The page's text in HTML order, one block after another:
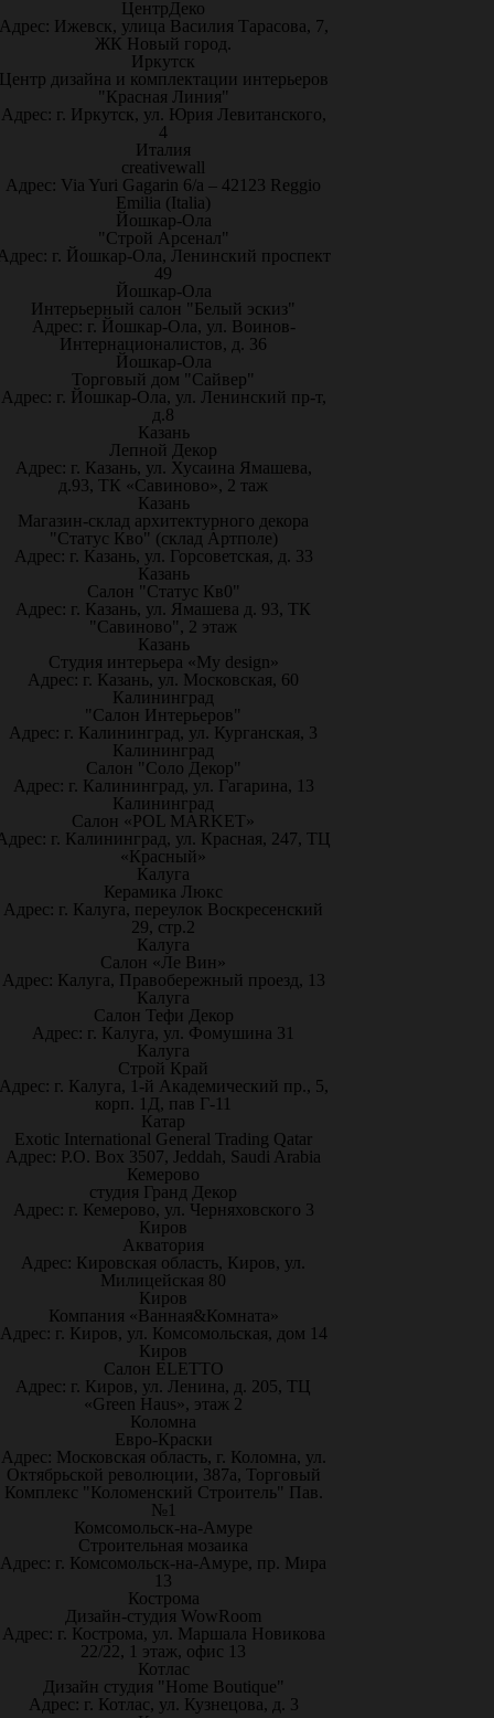
ЦентрДеко
Ижевск, улица Василия Тарасова, 7,
ЖК Новый город.
Иркутск
дизайна и комплектации интерьеров
"Красная Линия"
Адрес: г. Иркутск, ул. Юрия Левитанского,
4
Италия
creativewall
Адрес: Via Yuri Gagarin 6/a – 42123 Reggio
Emilia (Italia)
Йошкар-Ола
"Строй Арсенал"
г. Йошкар-Ола, Ленинский проспект
49
Йошкар-Ола
Интерьерный салон "Белый эскиз"
Адрес: г. Йошкар-Ола, ул. Воинов-
Интернационалистов, д. 36
Йошкар-Ола
Торговый дом "Сайвер"
Адрес: г. Йошкар-Ола, ул. Ленинский пр-т,
д.8
Казань
Лепной Декор
Адрес: г. Казань, ул. Хусаина Ямашева,
д.93, ТК «Савиново», 2 таж
Казань
Магазин-склад архитектурного декора
"Статус Кво" (склад Артполе)
Адрес: г. Казань, ул. Горсоветская, д. 33
Казань
Салон "Статус Кв0"
Адрес: г. Казань, ул. Ямашева д. 93, ТК
"Савиново", 2 этаж
Казань
Студия интерьера «My design»
Адрес: г. Казань, ул. Московская, 60
Калининград
"Салон Интерьеров"
Адрес: г. Калининград, ул. Курганская, 3
Калининград
Салон "Соло Декор"
Адрес: г. Калининград, ул. Гагарина, 13
Калининград
Салон «POL MARKET»
г. Калининград, ул. Красная, 247, ТЦ
«Красный»
Калуга
Керамика Люкс
Адрес: г. Калуга, переулок Воскресенский
29, стр.2
Калуга
Салон «Ле Вин»
Адрес: Калуга, Правобережный проезд, 13
Калуга
Салон Тефи Декор
Адрес: г. Калуга, ул. Фомушина 31
Калуга
Строй Край
г. Калуга, 1-й Академический пр., 5,
корп. 1Д, пав Г-11
Катар
Exotic International General Trading Qatar
Адрес: P.O. Box 3507, Jeddah, Saudi Arabia
Кемерово
студия Гранд Декор
Адрес: г. Кемерово, ул. Черняховского 3
Киров
Акватория
Адрес: Кировская область, Киров, ул.
Милицейская 80
Киров
Компания «Ванная&Комната»
Адрес: г. Киров, ул. Комсомольская, дом 14
Киров
Салон ELETTO
Адрес: г. Киров, ул. Ленина, д. 205, ТЦ
«Green Haus», этаж 2
Коломна
Евро-Краски
Адрес: Московская область, г. Коломна, ул.
Октябрьской революции, 387а, Торговый
Комплекс "Коломенский Строитель" Пав.
№1
Комсомольск-на-Амуре
Строительная мозаика
Адрес: г. Комсомольск-на-Амуре, пр. Мира
13
Кострома
Дизайн-студия WowRoom
Адрес: г. Кострома, ул. Маршала Новикова
22/22, 1 этаж, офис 13
Котлас
Дизайн студия "Home Boutique"
Адрес: г. Котлас, ул. Кузнецова, д. 3